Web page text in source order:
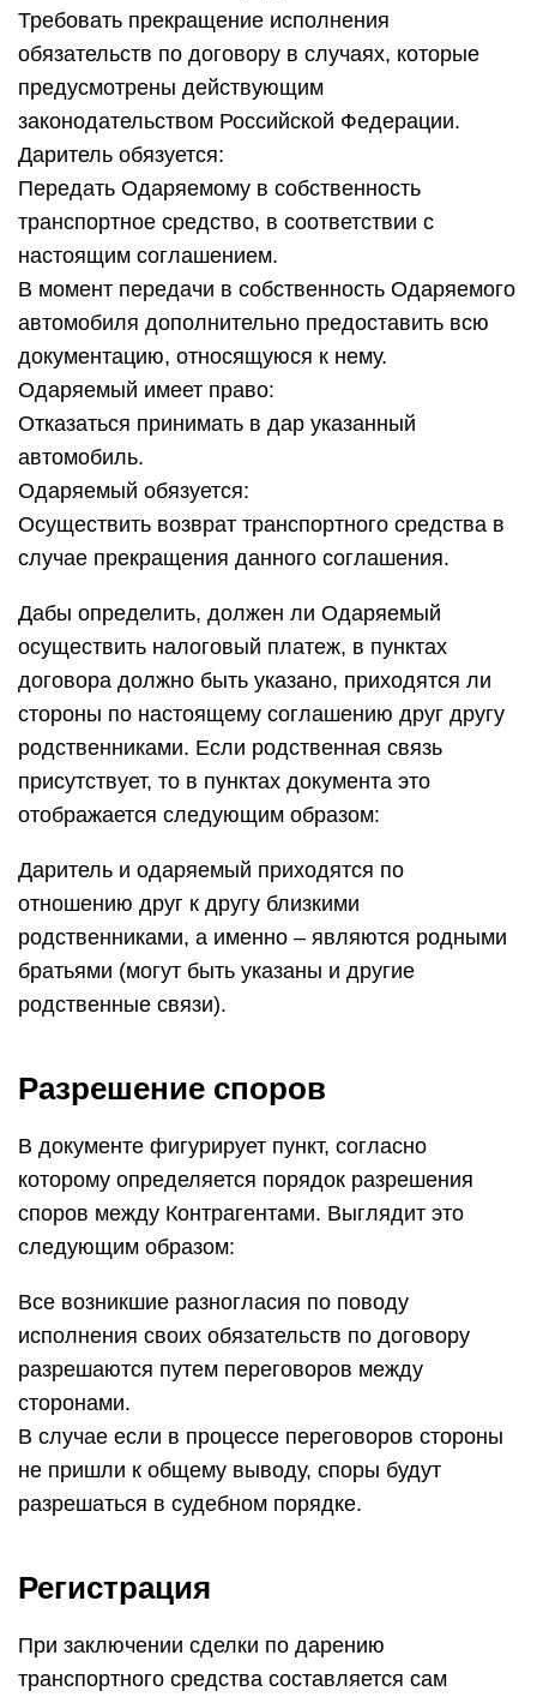
Требовать прекращение исполнения
обязательств по договору в случаях, которые
предусмотрены действующим
законодательством Российской Федерации.
Даритель обязуется:
Передать Одаряемому в собственность
транспортное средство, в соответствии с
настоящим соглашением.
В момент передачи в собственность Одаряемого
автомобиля дополнительно предоставить всю
документацию, относящуюся к нему.
Одаряемый имеет право:
Отказаться принимать в дар указанный
автомобиль.
Одаряемый обязуется:
Осуществить возврат транспортного средства в
случае прекращения данного соглашения.
Дабы определить, должен ли Одаряемый
осуществить налоговый платеж, в пунктах
договора должно быть указано, приходятся ли
стороны по настоящему соглашению друг другу
родственниками. Если родственная связь
присутствует, то в пунктах документа это
отображается следующим образом:
Даритель и одаряемый приходятся по
отношению друг к другу близкими
родственниками, а именно – являются родными
братьями (могут быть указаны и другие
родственные связи).
Разрешение споров
В документе фигурирует пункт, согласно
которому определяется порядок разрешения
споров между Контрагентами. Выглядит это
следующим образом:
Все возникшие разногласия по поводу
исполнения своих обязательств по договору
разрешаются путем переговоров между
сторонами.
В случае если в процессе переговоров стороны
не пришли к общему выводу, споры будут
разрешаться в судебном порядке.
Регистрация
При заключении сделки по дарению
транспортного средства составляется сам